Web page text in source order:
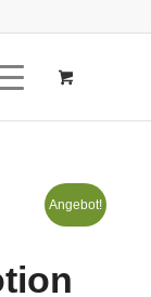
Angebot!